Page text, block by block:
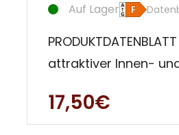
Auf Lager
attraktiver Innen-
ist
17,50€